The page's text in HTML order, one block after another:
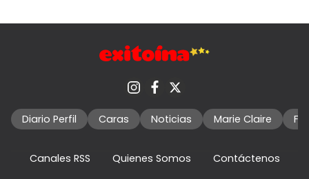
Diario Perfil Caras Noticias Marie Claire
Canales RSS Quienes Somos
Contáctenos